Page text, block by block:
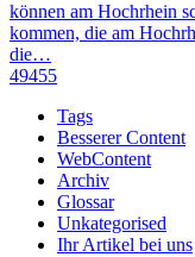
können am Hochrhein
kommen, die am
die…
49455
Tags
Besserer Content
WebContent
Archiv
Glossar
Unkategorised
Ihr Artikel bei uns